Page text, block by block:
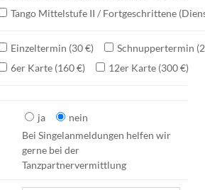
Tango Mittelstufe II / Fortgeschrittene
Ermäßigungen:
Einzeltermin (30 €)
Schnuppertermin
6er Karte (160 €)
12er Karte (300 €)
Partner
ja
nein
Bei Singelanmeldungen helfen wir
gerne bei der
Tanzpartnervermittlung